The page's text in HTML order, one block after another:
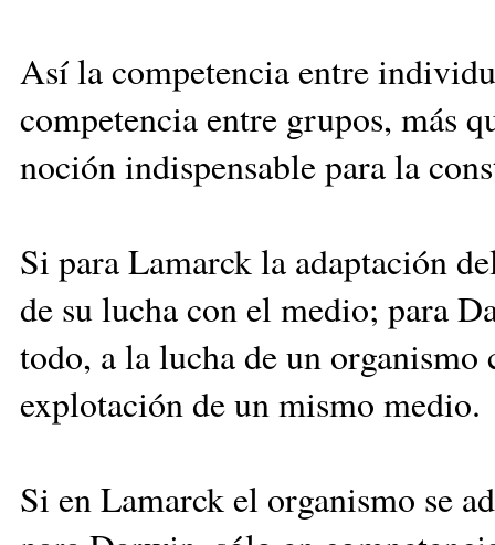
Así la competencia entre
competencia entre grupos, más
noción indispensable para la
Si para Lamarck la adaptación
de su lucha con el medio; para
todo, a la lucha de un
explotación de un mismo medio.
Si en Lamarck el organismo se